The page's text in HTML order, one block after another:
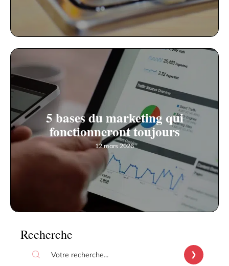
5 bases du marketing qui
fonctionneront toujours
12 mars 2026
Recherche